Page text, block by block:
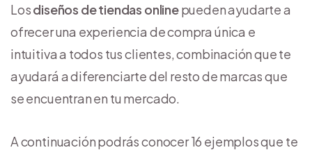
Losdiseños de tiendas onlinepueden ayudarte a
ofrecer una experiencia de compra única e
intuitiva a todos tus clientes, combinación que te
ayudará a diferenciarte del resto de marcas que
se encuentran en tu mercado.
A continuación podrás conocer 16 ejemplos que te